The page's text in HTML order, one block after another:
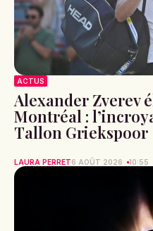
ACTUS
Alexander Zverev
Montréal :
Tallon Griekspoor
LAURA PERRET6 AOÛT 2026 10:55